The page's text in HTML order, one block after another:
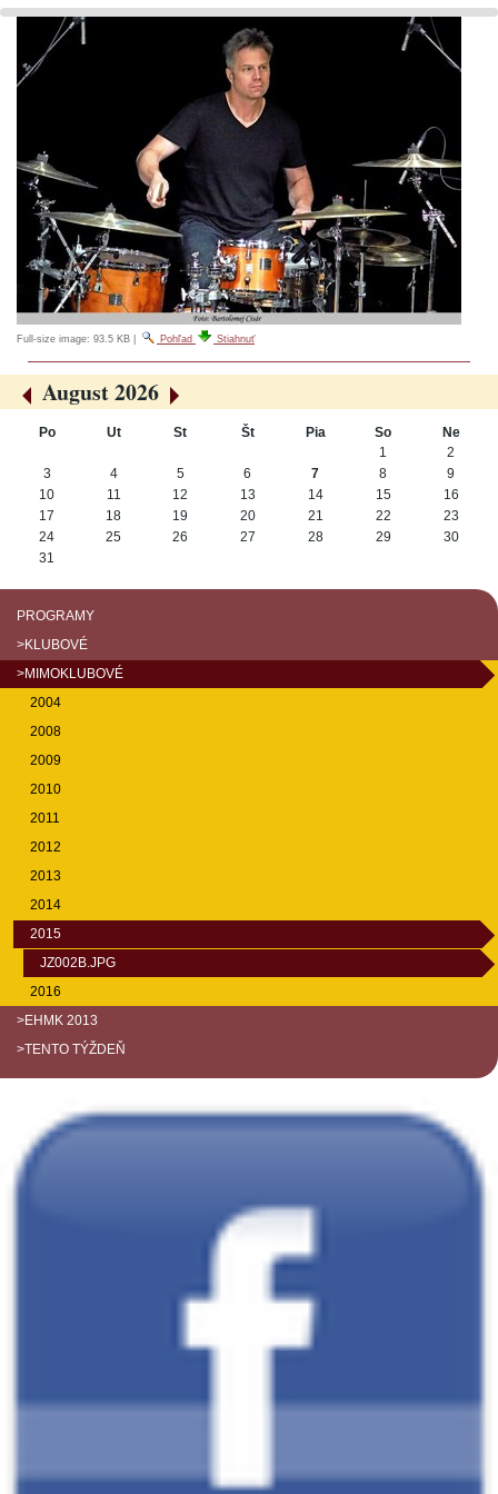
Full-size image: 93.5 KB Pohľad Stiahnuť
«
August 2026
»
Po Ut St Št Pia So
Ne
1
2
3
4 5 6 7 8
9
10
11 12 13 14 15
16
17
18 19 20 21 22
23
24
25 26 27 28 29
30
31
PROGRAMY
>KLUBOVÉ
>MIMOKLUBOVÉ
2004
2008
2009
2010
2011
2012
2013
2014
2015
JZ002B.JPG
2016
>EHMK 2013
>TENTO TÝŽDEŇ